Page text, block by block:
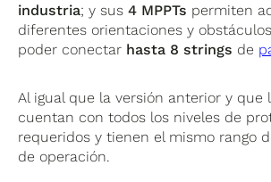
industria; y sus4 MPPTs permiten
diferentes orientaciones y
poder conectar hasta 8 strings de
Al igual que la versión anterior y que
cuentan con todos los niveles de
requeridos y tienen el mismo rango
de operación.